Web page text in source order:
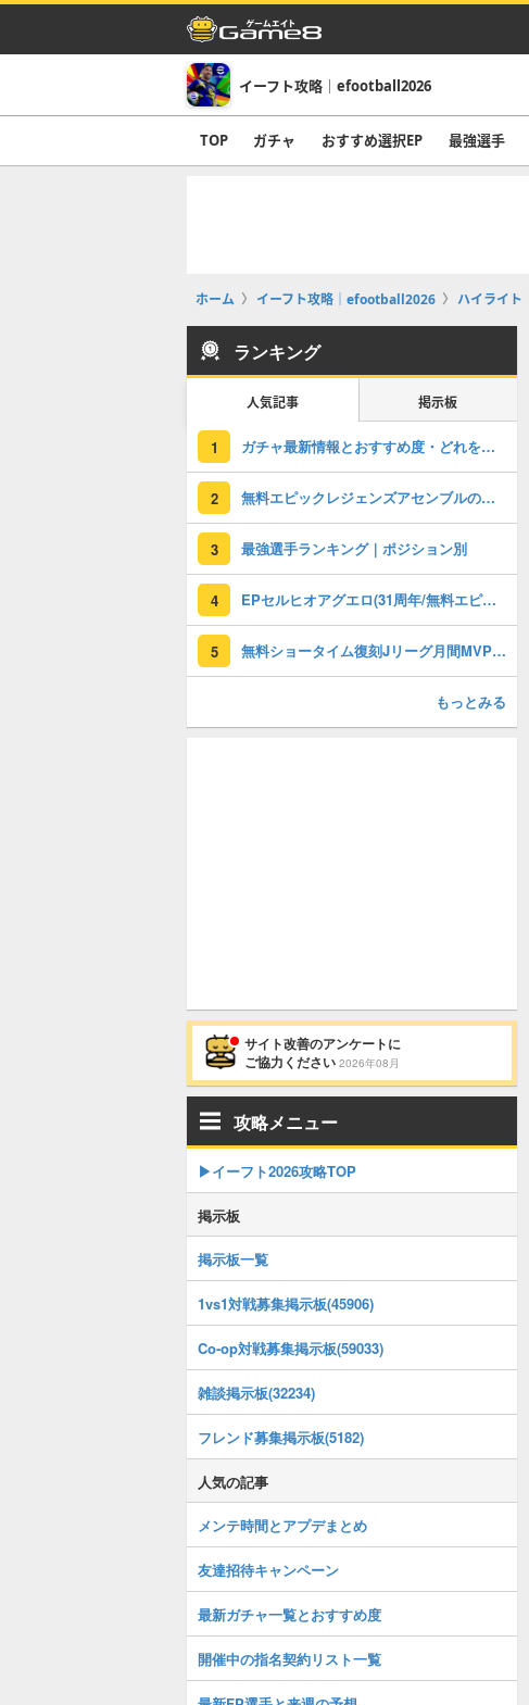
イーフト攻略｜efootball2026
TOP ガチャ おすすめ選択EP 最強選手
ホーム イーフト攻略｜efootball2026 ハイライト
ランキング
人気記事 掲示板
1 ガチャ最新情報とおすすめ度・どれを引くべき？
2 無料エピックレジェンズアセンブルのおすすめ選択(当たり)選手ランキングと引き方
3 最強選手ランキング｜ポジション別
4 EPセルヒオアグエロ(31周年/無料エピック)の評価とおすすめ育成・スキル追加
5 無料ショータイム復刻Jリーグ月間MVPsガチャの当たり選手ランキング
もっとみる
サイト改善のアンケートに
ご協力ください 2026年08月
攻略メニュー
▶イーフト2026攻略TOP
掲示板
掲示板一覧
1vs1対戦募集掲示板(45906)
Co-op対戦募集掲示板(59033)
雑談掲示板(32234)
フレンド募集掲示板(5182)
人気の記事
メンテ時間とアプデまとめ
友達招待キャンペーン
最新ガチャ一覧とおすすめ度
開催中の指名契約リスト一覧